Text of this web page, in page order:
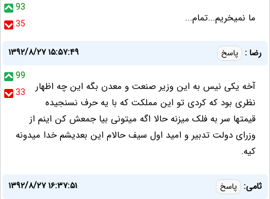
93
35
ما نمیخریم...تمام...
رضا : پاسخ
۱۳۹۲/۸/۲۷ ۱۵:۵۷:۴۹
99
33
آخه یکی نیس به این وزیر صنعت و معدن بگه این چه اظهار
نظری بود که کردی تو این مملکت که با یه حرف نسنجیده
قیمتها سر به فلک میزنه حالا اگه میتونی بیا جمعش کن اینم از
وزرای دولت تدبیر و امید اول سیف حالام این بعدیشم خدا ميدونه
کیه.
ثامی: پاسخ
۱۳۹۲/۸/۲۷ ۱۶:۳۷:۵۱